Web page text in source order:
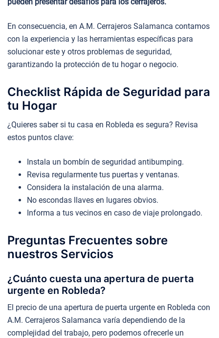
En consecuencia, en A.M. Cerrajeros Salamanca contamos
con la experiencia y las herramientas específicas para
solucionar este y otros problemas de seguridad,
garantizando la protección de tu hogar o negocio.
Checklist Rápida de Seguridad para
tu Hogar
¿Quieres saber si tu casa en Robleda es segura? Revisa
estos puntos clave:
Instala un bombín de seguridad antibumping.
Revisa regularmente tus puertas y ventanas.
Considera la instalación de una alarma.
No escondas llaves en lugares obvios.
Informa a tus vecinos en caso de viaje prolongado.
Preguntas Frecuentes sobre
nuestros Servicios
¿Cuánto cuesta una apertura de puerta
urgente en Robleda?
El precio de una apertura de puerta urgente en Robleda con
A.M. Cerrajeros Salamanca varía dependiendo de la
complejidad del trabajo, pero podemos ofrecerle un